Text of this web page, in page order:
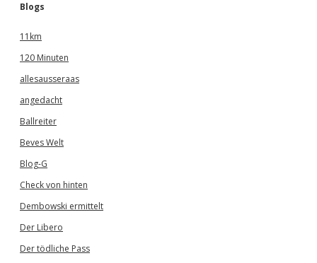
Blogs
11km
120 Minuten
allesausseraas
angedacht
Ballreiter
Beves Welt
Blog-G
Check von hinten
Dembowski ermittelt
Der Libero
Der tödliche Pass